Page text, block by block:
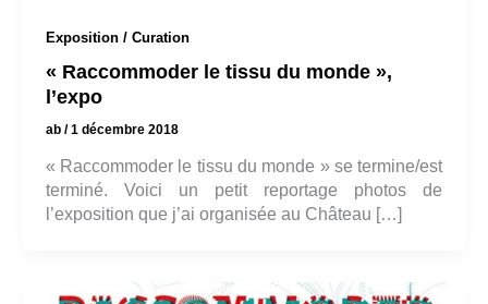
Exposition / Curation
« Raccommoder le tissu du monde »,
l’expo
ab /1 décembre 2018
« Raccommoder le tissu du monde » se termine/est
terminé. Voici un petit reportage photos de
l’exposition que j’ai organisée au Château […]